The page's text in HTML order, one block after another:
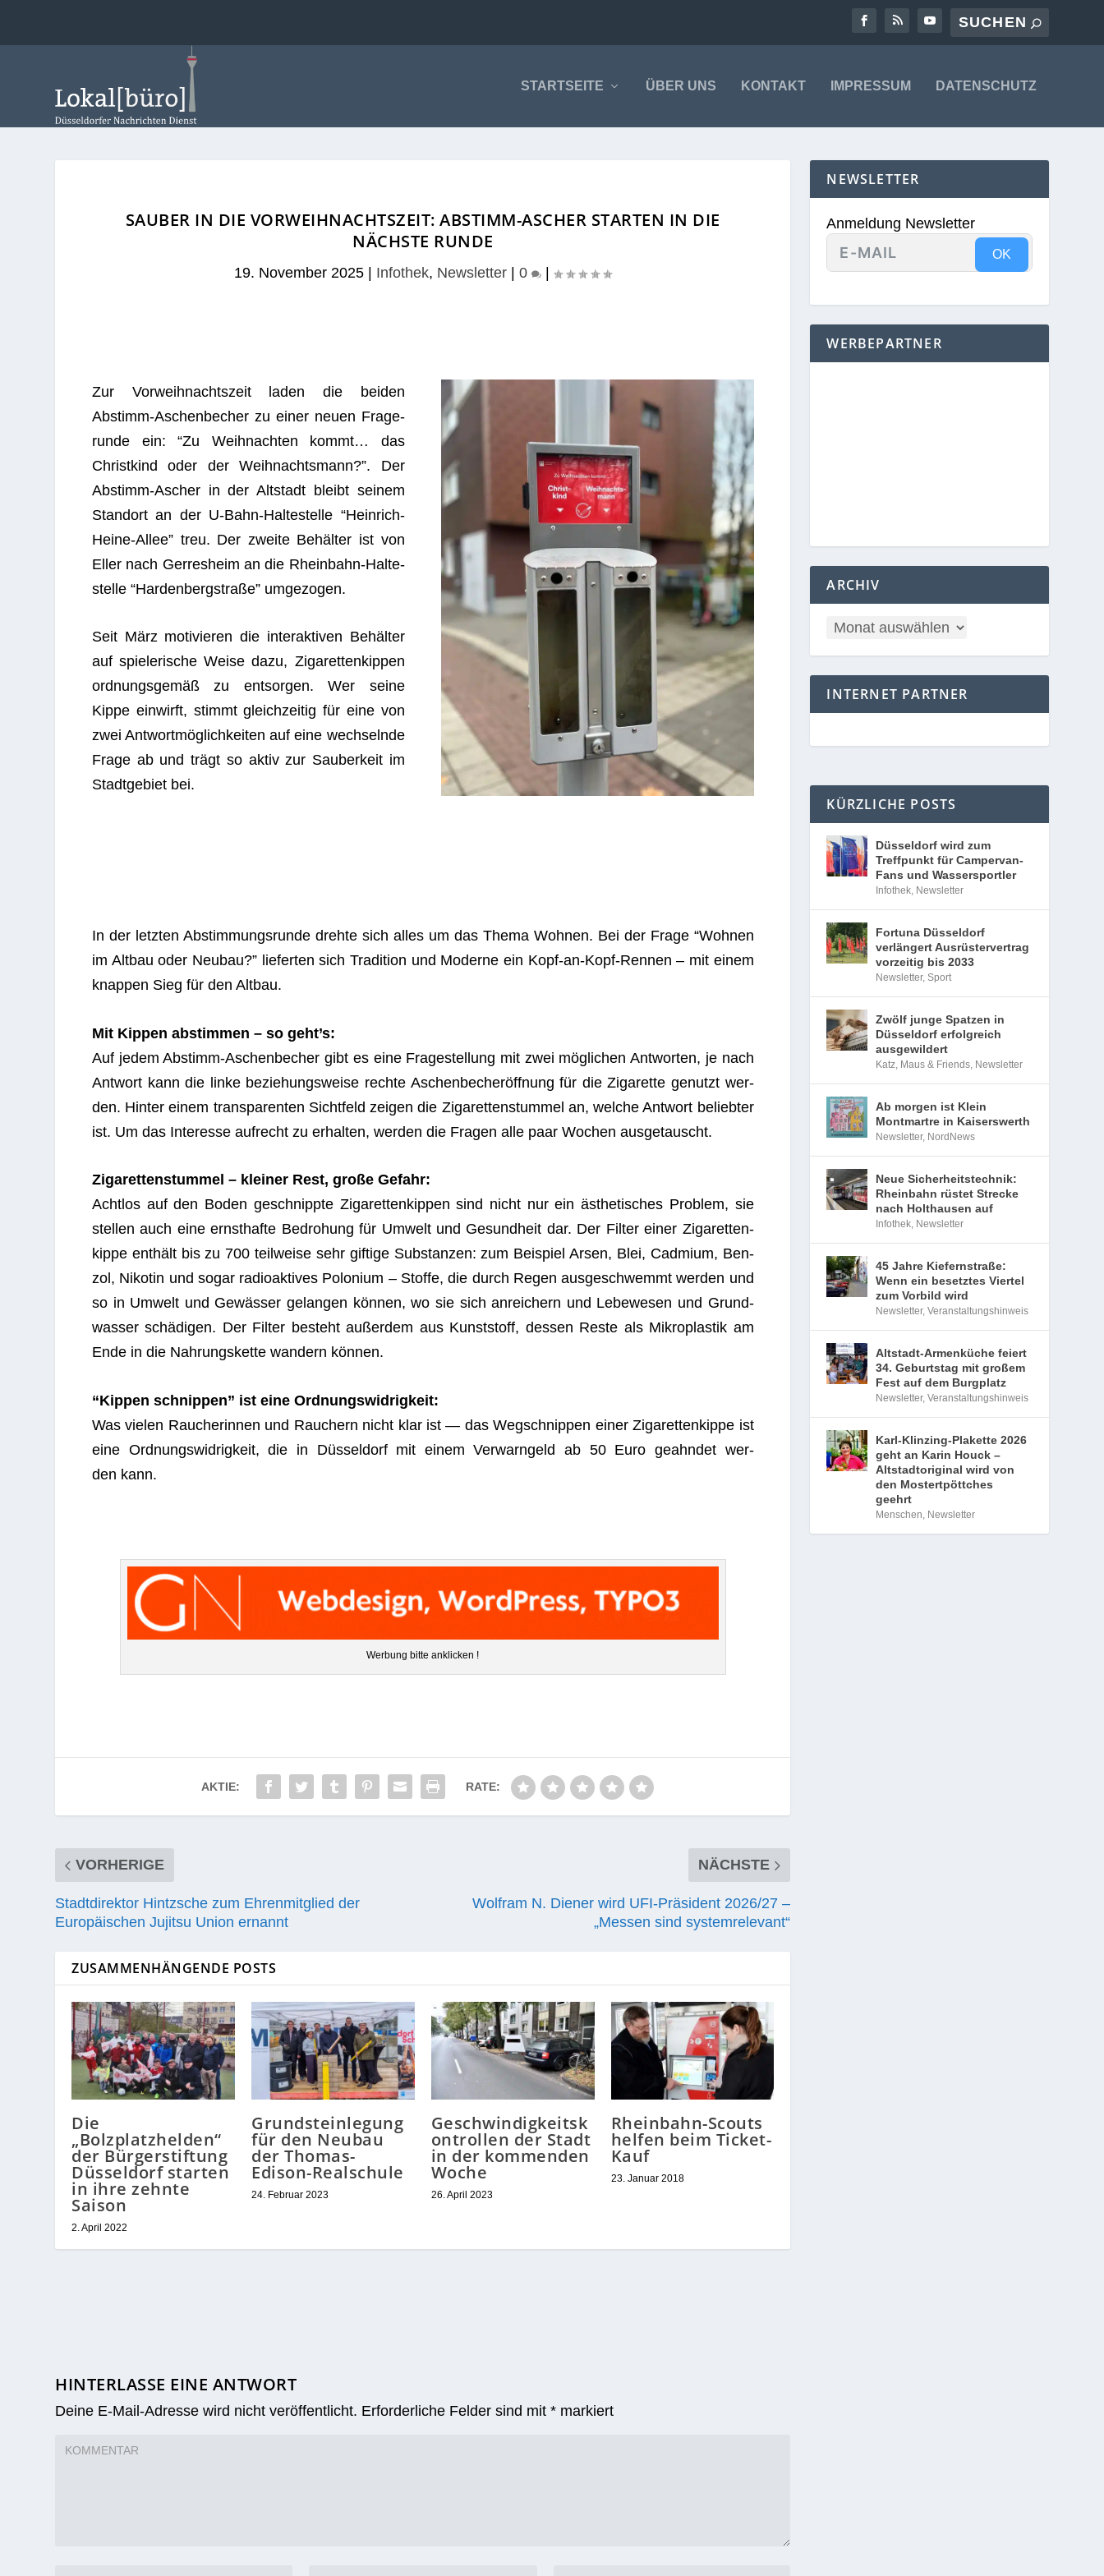
STARTSEITE ÜBER UNS KONTAKT IMPRESSUM DATENSCHUTZ
SAUBER IN DIE VORWEIHNACHTSZEIT: ABSTIMM-ASCHER STARTEN IN DIE
NÄCHSTE RUNDE
19. November 2025 Infothek, Newsletter |0 |
Zur Vor­weih­nachts­zeit laden die bei­den
Abstimm-Aschen­be­cher zu einer neuen Fra­ge­
runde ein: “Zu Weih­nach­ten kommt… das
Christ­kind oder der Weih­nachts­mann?”. Der
Abstimm-Ascher in der Alt­stadt bleibt sei­nem
Stand­ort an der U‑Bahn-Hal­te­stelle “Hein­rich-
Heine-Allee” treu. Der zweite Behäl­ter ist von
Eller nach Ger­res­heim an die Rhein­bahn-Hal­te­
stelle “Har­den­berg­straße” umgezogen.
Seit März moti­vie­ren die inter­ak­ti­ven Behäl­ter
auf spie­le­ri­sche Weise dazu, Ziga­ret­ten­kip­pen
ord­nungs­ge­mäß zu ent­sor­gen. Wer seine
Kippe ein­wirft, stimmt gleich­zei­tig für eine von
zwei Ant­wort­mög­lich­kei­ten auf eine wech­selnde
Frage ab und trägt so aktiv zur Sau­ber­keit im
Stadt­ge­biet bei.
In der letz­ten Abstim­mungs­runde drehte sich alles um das Thema Woh­nen. Bei der Frage “Woh­nen
im Alt­bau oder Neu­bau?” lie­fer­ten sich Tra­di­tion und Moderne ein Kopf-an-Kopf-Ren­nen – mit einem
knap­pen Sieg für den Altbau.
Mit Kip­pen abstim­men – so geht’s:
Auf jedem Abstimm-Aschen­be­cher gibt es eine Fra­ge­stel­lung mit zwei mög­li­chen Ant­wor­ten, je nach
Ant­wort kann die linke bezie­hungs­weise rechte Aschen­be­cher­öff­nung für die Ziga­rette genutzt wer­
den. Hin­ter einem trans­pa­ren­ten Sicht­feld zei­gen die Ziga­ret­ten­stum­mel an, wel­che Ant­wort belieb­ter
ist. Um das Inter­esse auf­recht zu erhal­ten, wer­den die Fra­gen alle paar Wochen ausgetauscht.
Ziga­ret­ten­stum­mel – klei­ner Rest, große Gefahr:
Acht­los auf den Boden geschnippte Ziga­ret­ten­kip­pen sind nicht nur ein ästhe­ti­sches Pro­blem, sie
stel­len auch eine ernst­hafte Bedro­hung für Umwelt und Gesund­heit dar. Der Fil­ter einer Ziga­ret­ten­
kippe ent­hält bis zu 700 teil­weise sehr gif­tige Sub­stan­zen: zum Bei­spiel Arsen, Blei, Cad­mium, Ben­
zol, Niko­tin und sogar radio­ak­ti­ves Polo­nium – Stoffe, die durch Regen aus­ge­schwemmt wer­den und
so in Umwelt und Gewäs­ser gelan­gen kön­nen, wo sie sich anrei­chern und Lebe­we­sen und Grund­
was­ser schä­di­gen. Der Fil­ter besteht außer­dem aus Kunst­stoff, des­sen Reste als Mikro­plas­tik am
Ende in die Nah­rungs­kette wan­dern können.
“Kip­pen schnip­pen” ist eine Ord­nungs­wid­rig­keit:
Was vie­len Rau­che­rin­nen und Rau­chern nicht klar ist — das Weg­schnip­pen einer Ziga­ret­ten­kippe ist
eine Ord­nungs­wid­rig­keit, die in Düs­sel­dorf mit einem Ver­warn­geld ab 50 Euro geahn­det wer­
den kann.
Wer­bung bitte anklicken !
AKTIE: RATE:
VORHERIGE
Stadtdirektor Hintzsche zum Ehrenmitglied der
Europäischen Jujitsu Union ernannt
NÄCHSTE
Wolfram N. Diener wird UFI-Präsident 2026/27 –
„Messen sind systemrelevant“
ZUSAMMENHÄNGENDE POSTS
Die
„Bolzplatzhelden“
der Bürgerstiftung
Düsseldorf starten
in ihre zehnte
Saison
2. April 2022
Grundsteinlegung
für den Neubau
der Thomas-
Edison-Realschule
24. Februar 2023
Geschwindigkeitsk
ontrollen der Stadt
in der kommenden
Woche
26. April 2023
Rheinbahn-Scouts
helfen beim Ticket-
Kauf
23. Januar 2018
HINTERLASSE EINE ANTWORT
Deine E-Mail-Adresse wird nicht veröffentlicht. Erforderliche Felder sind mit* markiert
NEWSLETTER
Anmeldung Newsletter
OK
WERBEPARTNER
ARCHIV
INTERNET PARTNER
KÜRZLICHE POSTS
Düsseldorf wird zum
Treffpunkt für Campervan-
Fans und Wassersportler
Infothek, Newsletter
Fortuna Düsseldorf
verlängert Ausrüstervertrag
vorzeitig bis 2033
Newsletter,Sport
Zwölf junge Spatzen in
Düsseldorf erfolgreich
ausgewildert
Katz, Maus & Friends, Newsletter
Ab morgen ist Klein
Montmartre in Kaiserswerth
Newsletter, NordNews
Neue Sicherheitstechnik:
Rheinbahn rüstet Strecke
nach Holthausen auf
Infothek, Newsletter
45 Jahre Kiefernstraße:
Wenn ein besetztes Viertel
zum Vorbild wird
Newsletter,Veranstaltungshinweis
Altstadt-Armenküche feiert
34. Geburtstag mit großem
Fest auf dem Burgplatz
Newsletter,Veranstaltungshinweis
Karl-Klinzing-Plakette 2026
geht an Karin Houck –
Altstadtoriginal wird von
den Mostertpöttches
geehrt
Menschen, Newsletter